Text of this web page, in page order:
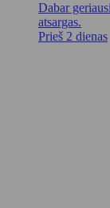
Dabar
atsargas.
Prieš 2 dienas